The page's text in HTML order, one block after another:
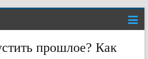
прошлое? Как